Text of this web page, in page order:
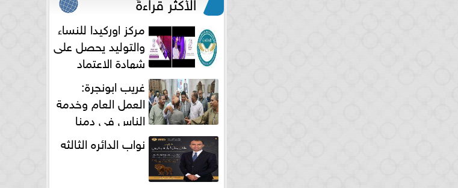
مركز اوركيدا للنساء
والتوليد يحصل على
شهادة الاعتماد
الكامل
غريب ابونجرة:
العمل العام وخدمة
الناس فى دمنا
نواب الدائره الثالثه